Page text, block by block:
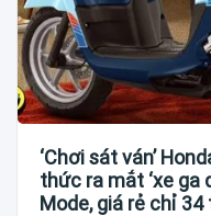
‘Chơi sát ván’
thức ra mắt ‘xe ga
Mode, giá rẻ chỉ